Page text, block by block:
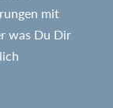
mit
was Du Dir